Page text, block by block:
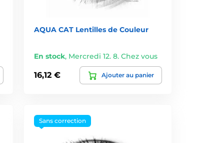
AQUA CAT Lentilles de Couleur
En stock, Mercredi 12. 8. Chez vous
16,12 € Ajouter au panier
Sans correction